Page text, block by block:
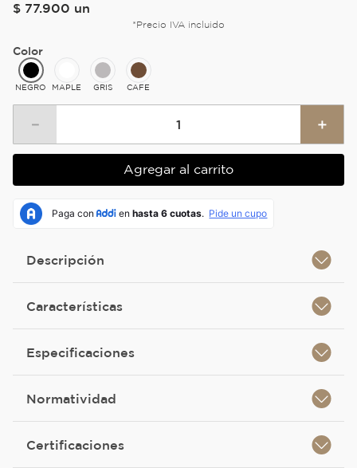
$ 77.900 un
*Precio IVA incluido
Color
NEGRO MAPLE GRIS CAFE
＋
－
Agregar al carrito
Descripción
Características
Especificaciones
Normatividad
Certificaciones